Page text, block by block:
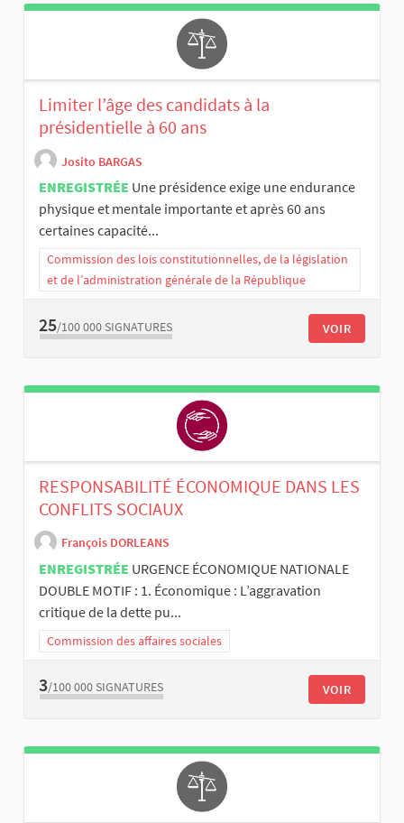
Limiter l’âge des candidats à la
présidentielle à 60 ans
Josito BARGAS
ENREGISTRÉE Une présidence exige une endurance
physique et mentale importante et après 60 ans
certaines capacité...
Commission des lois constitutionnelles, de la législation
et de l’administration générale de la République
25/100 000 SIGNATURES VOIR
RESPONSABILITÉ ÉCONOMIQUE DANS LES
CONFLITS SOCIAUX
François DORLEANS
ENREGISTRÉE URGENCE ÉCONOMIQUE NATIONALE
DOUBLE MOTIF : 1. Économique : L’aggravation
critique de la dette pu...
Commission des affaires sociales
3/100 000 SIGNATURES VOIR